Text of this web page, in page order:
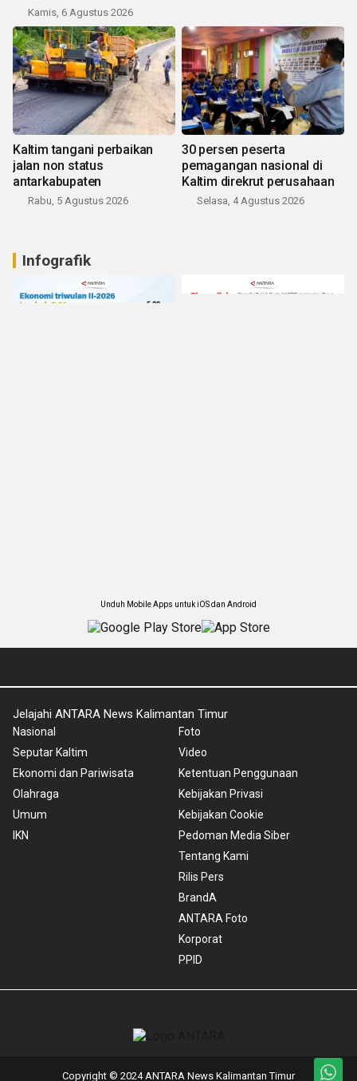
Kamis, 6 Agustus 2026
Kaltim tangani perbaikan
jalan non status
antarkabupaten
Rabu, 5 Agustus 2026
30 persen peserta
pemagangan nasional di
Kaltim direkrut perusahaan
Selasa, 4 Agustus 2026
Infografik
Unduh Mobile Apps untuk iOS dan Android
Jelajahi ANTARA News Kalimantan Timur
Nasional
Seputar Kaltim
Ekonomi dan Pariwisata
Olahraga
Umum
IKN
Foto
Video
Ketentuan Penggunaan
Kebijakan Privasi
Kebijakan Cookie
Pedoman Media Siber
Tentang Kami
Rilis Pers
BrandA
ANTARA Foto
Korporat
PPID
Copyright © 2024 ANTARA News Kalimantan Timur